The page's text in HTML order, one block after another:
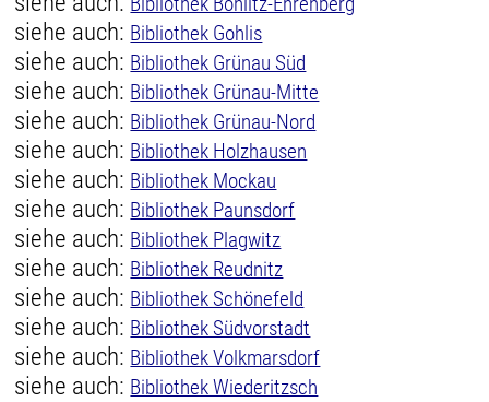
siehe auch: Bibliothek Gohlis
siehe auch: Bibliothek Grünau Süd
siehe auch: Bibliothek Grünau-Mitte
siehe auch: Bibliothek Grünau-Nord
siehe auch: Bibliothek Holzhausen
siehe auch: Bibliothek Mockau
siehe auch: Bibliothek Paunsdorf
siehe auch: Bibliothek Plagwitz
siehe auch: Bibliothek Reudnitz
siehe auch: Bibliothek Schönefeld
siehe auch: Bibliothek Südvorstadt
siehe auch: Bibliothek Volkmarsdorf
siehe auch: Bibliothek Wiederitzsch